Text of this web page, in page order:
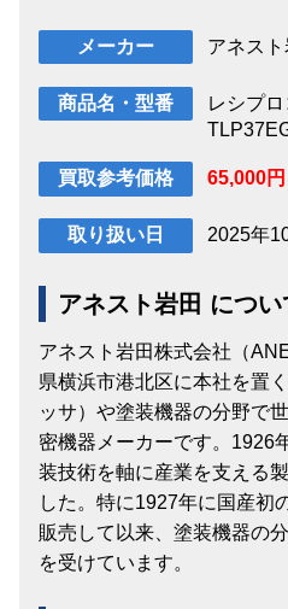
メーカー アネスト
商品名・型番
レシプ
買取参考価格 65,000円
取り扱い日 2025年
アネスト岩田 につい
アネスト岩田株式会社（
県横浜市港北区に本社を置
ッサ）や塗装機器の分野で
密機器メーカーです。1926
装技術を軸に産業を支える
した。特に1927年に国産初
販売して以来、塗装機器の
を受けています。